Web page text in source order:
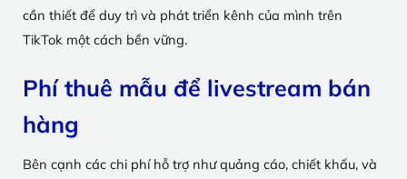
cần thiết để duy trì và phát triển kênh của mình trên
TikTok một cách bền vững.
Phí thuê mẫu để livestream bán
hàng
Bên cạnh các chi phí hỗ trợ như quảng cáo, chiết khấu, và